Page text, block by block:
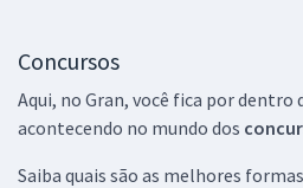
Concursos
Aqui, no Gran, você fica por dentro
acontecendo no mundo dos
Saiba quais são as melhores